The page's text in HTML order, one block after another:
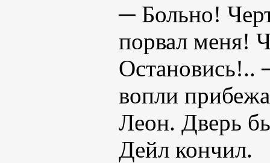
─ Больно!
порвал меня!
Остановись!..
вопли
Леон. Дверь
Дейл кончил.